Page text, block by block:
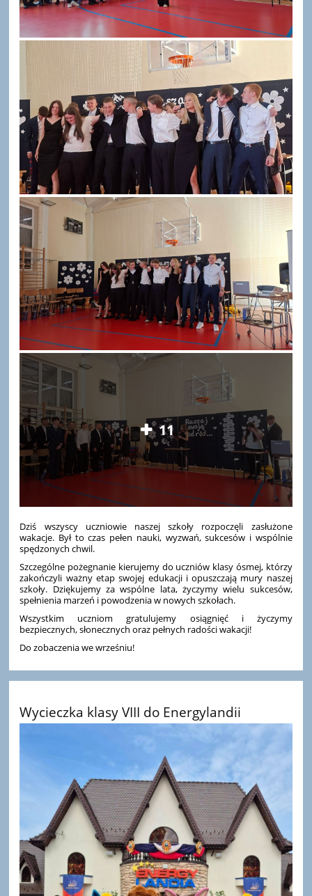
11
Dziś wszyscy uczniowie naszej szkoły rozpoczęli zasłużone
wakacje. Był to czas pełen nauki, wyzwań, sukcesów i wspólnie
spędzonych chwil.
Szczególne pożegnanie kierujemy do uczniów klasy ósmej, którzy
zakończyli ważny etap swojej edukacji i opuszczają mury naszej
szkoły. Dziękujemy za wspólne lata, życzymy wielu sukcesów,
spełnienia marzeń i powodzenia w nowych szkołach.
Wszystkim uczniom gratulujemy osiągnięć i życzymy
bezpiecznych, słonecznych oraz pełnych radości wakacji!
Do zobaczenia we wrześniu!
Wycieczka klasy VIII do Energylandii